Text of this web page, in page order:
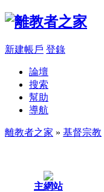
新建帳戶 登錄
論壇
搜索
幫助
導航
離教者之家 » 基督宗教
主網站